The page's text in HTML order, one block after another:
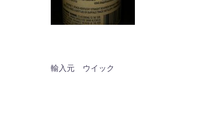
輸入元 ウイック